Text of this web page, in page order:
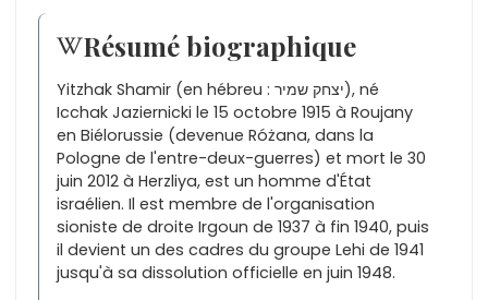
Résumé biographique
Yitzhak Shamir (en hébreu : יצחק שמיר), né
Icchak Jaziernicki le 15 octobre 1915 à Roujany
en Biélorussie (devenue Różana, dans la
Pologne de l'entre-deux-guerres) et mort le 30
juin 2012 à Herzliya, est un homme d'État
israélien. Il est membre de l'organisation
sioniste de droite Irgoun de 1937 à fin 1940, puis
il devient un des cadres du groupe Lehi de 1941
jusqu'à sa dissolution officielle en juin 1948.